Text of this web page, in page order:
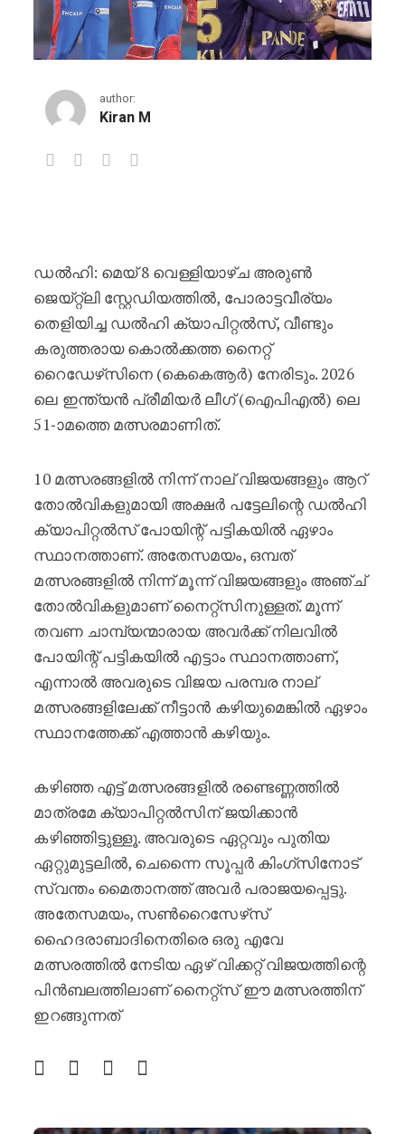
author:
Kiran M
ഡൽഹി: മെയ് 8 വെള്ളിയാഴ്ച അരുൺ
ജെയ്റ്റ്‌ലി സ്റ്റേഡിയത്തിൽ, പോരാട്ടവീര്യം
തെളിയിച്ച ഡൽഹി ക്യാപിറ്റൽസ്, വീണ്ടും
കരുത്തരായ കൊൽക്കത്ത നൈറ്റ്
റൈഡേഴ്‌സിനെ (കെകെആർ) നേരിടും. 2026
ലെ ഇന്ത്യൻ പ്രീമിയർ ലീഗ് (ഐപിഎൽ) ലെ
51-ാമത്തെ മത്സരമാണിത്.
10 മത്സരങ്ങളിൽ നിന്ന് നാല് വിജയങ്ങളും ആറ്
തോൽവികളുമായി അക്ഷർ പട്ടേലിന്റെ ഡൽഹി
ക്യാപിറ്റൽസ് പോയിന്റ് പട്ടികയിൽ ഏഴാം
സ്ഥാനത്താണ്. അതേസമയം, ഒമ്പത്
മത്സരങ്ങളിൽ നിന്ന് മൂന്ന് വിജയങ്ങളും അഞ്ച്
തോൽവികളുമാണ് നൈറ്റ്‌സിനുള്ളത്. മൂന്ന്
തവണ ചാമ്പ്യന്മാരായ അവർക്ക് നിലവിൽ
പോയിന്റ് പട്ടികയിൽ എട്ടാം സ്ഥാനത്താണ്,
എന്നാൽ അവരുടെ വിജയ പരമ്പര നാല്
മത്സരങ്ങളിലേക്ക് നീട്ടാൻ കഴിയുമെങ്കിൽ ഏഴാം
സ്ഥാനത്തേക്ക് എത്താൻ കഴിയും.
കഴിഞ്ഞ എട്ട് മത്സരങ്ങളിൽ രണ്ടെണ്ണത്തിൽ
മാത്രമേ ക്യാപിറ്റൽസിന് ജയിക്കാൻ
കഴിഞ്ഞിട്ടുള്ളൂ. അവരുടെ ഏറ്റവും പുതിയ
ഏറ്റുമുട്ടലിൽ, ചെന്നൈ സൂപ്പർ കിംഗ്‌സിനോട്
സ്വന്തം മൈതാനത്ത് അവർ പരാജയപ്പെട്ടു.
അതേസമയം, സൺറൈസേഴ്‌സ്
ഹൈദരാബാദിനെതിരെ ഒരു എവേ
മത്സരത്തിൽ നേടിയ ഏഴ് വിക്കറ്റ് വിജയത്തിന്റെ
പിൻബലത്തിലാണ് നൈറ്റ്‌സ് ഈ മത്സരത്തിന്
ഇറങ്ങുന്നത്